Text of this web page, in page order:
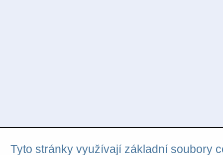
Tyto stránky využívají základní soubory